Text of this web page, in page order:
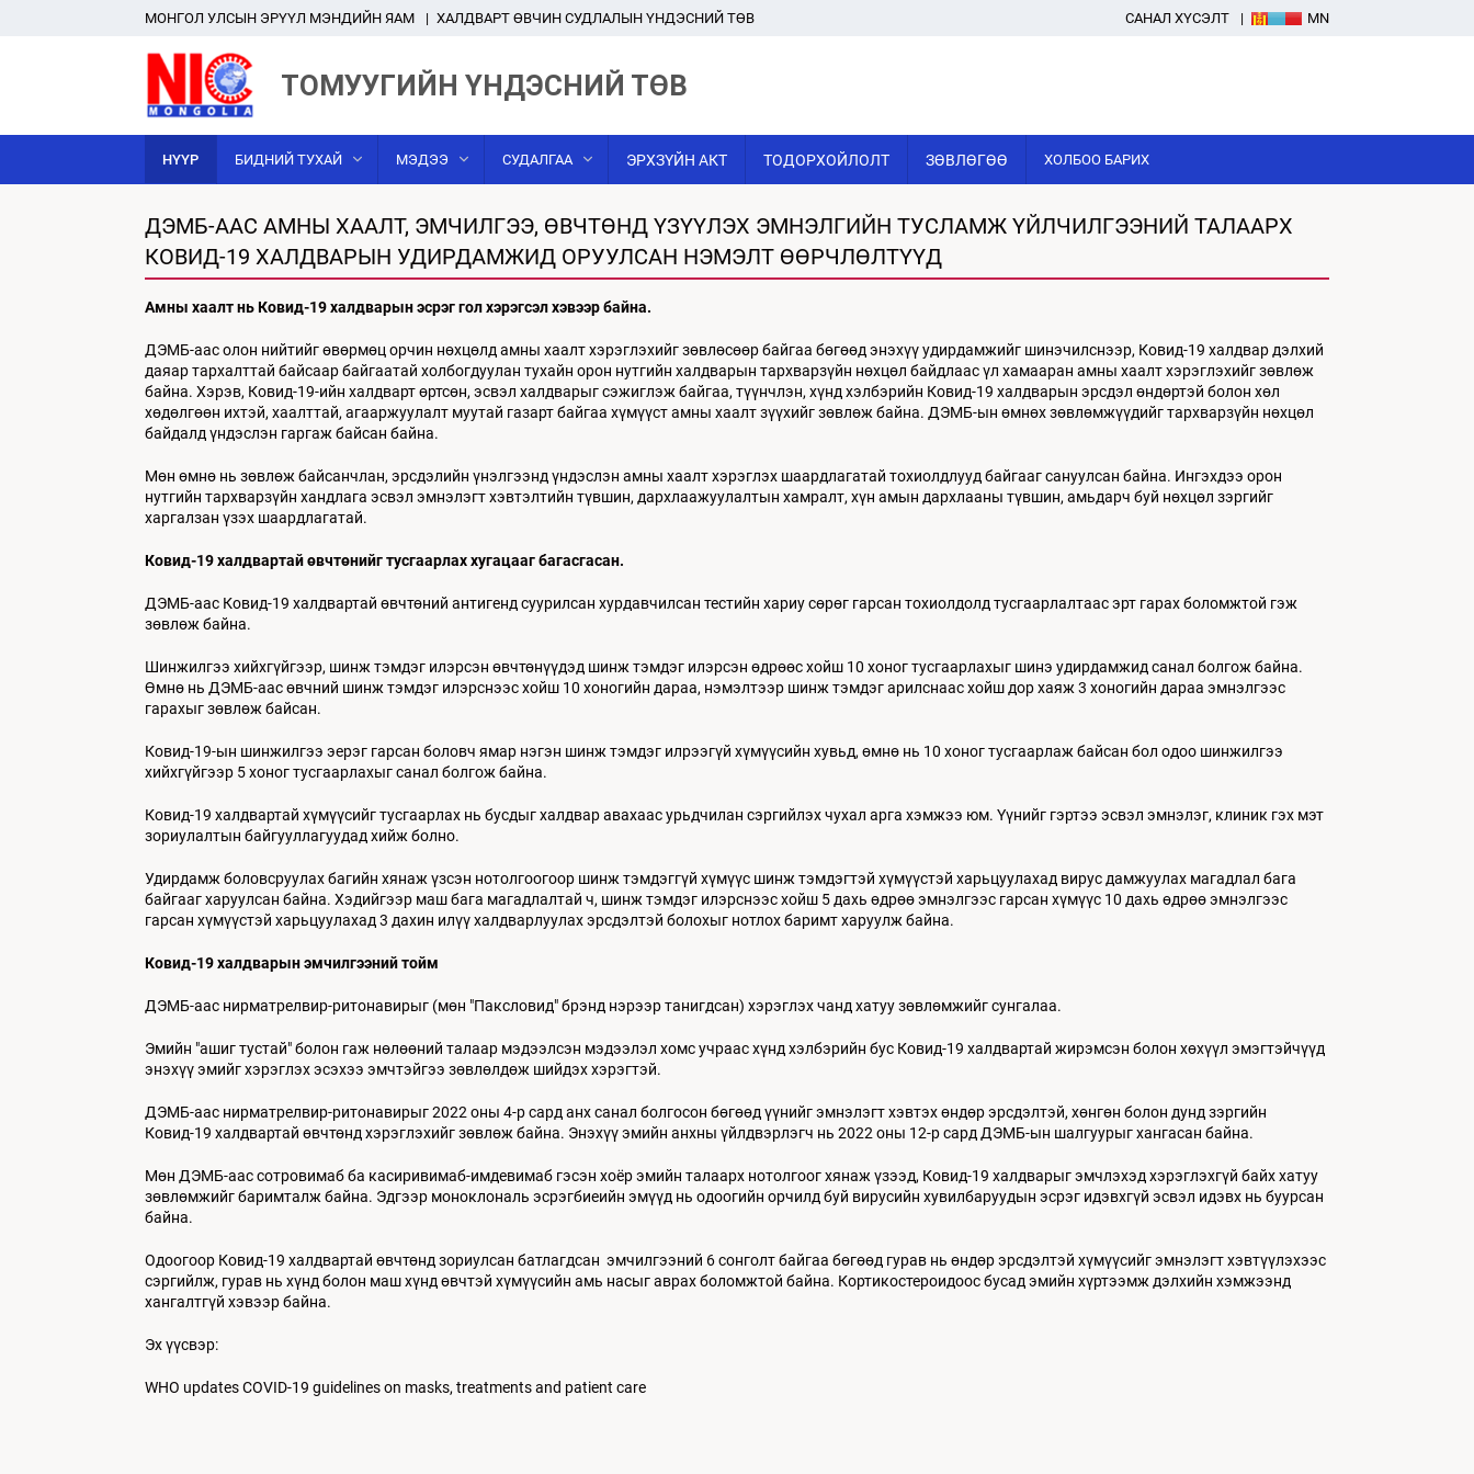
MОНГОЛ УЛСЫН ЭРҮҮЛ МЭНДИЙН ЯАМ ХАЛДВАРТ ӨВЧИН СУДЛАЛЫН ҮНДЭСНИЙ ТӨВ САНАЛ ХҮСЭЛТ MN
ТОМУУГИЙН ҮНДЭСНИЙ ТӨВ
НҮҮР БИДНИЙ ТУХАЙ МЭДЭЭ СУДАЛГАА ЭРХЗҮЙН АКТ ТОДОРХОЙЛОЛТ ЗӨВЛӨГӨӨ ХОЛБОО БАРИХ
ДЭМБ-ААС АМНЫ ХААЛТ, ЭМЧИЛГЭЭ, ӨВЧТӨНД ҮЗҮҮЛЭХ ЭМНЭЛГИЙН ТУСЛАМЖ ҮЙЛЧИЛГЭЭНИЙ ТАЛААРХ
КОВИД-19 ХАЛДВАРЫН УДИРДАМЖИД ОРУУЛСАН НЭМЭЛТ ӨӨРЧЛӨЛТҮҮД
Амны хаалтньКовид-19халдварынэсрэг гол хэрэгсэл хэвээр байна.
ДЭМБ-аас олон нийтийг өвөрмөц орчин нөхцөлд амны хаалт хэрэглэхийг зөвлөсөөр байгаа бөгөөд энэхүү удирдамжийг шинэчилснээр, Ковид-19 халдвар дэлхий
даяар тархалттай байсаар байгаатай холбогдуулан тухайн орон нутгийн халдварын тархварзүйн нөхцөл байдлаас үл хамааран амны хаалт хэрэглэхийг зөвлөж
байна. Хэрэв, Ковид-19-ийн халдварт өртсөн, эсвэл халдварыг сэжиглэж байгаа, түүнчлэн, хүнд хэлбэрийн Ковид-19 халдварын эрсдэл өндөртэй болон хөл
хөдөлгөөн ихтэй, хаалттай, агааржуулалт муутай газарт байгаа хүмүүст амны хаалт зүүхийг зөвлөж байна. ДЭМБ-ын өмнөх зөвлөмжүүдийг тархварзүйн нөхцөл
байдалд үндэслэн гаргаж байсан байна.
Мөн өмнө нь зөвлөж байсанчлан, эрсдэлийн үнэлгээнд үндэслэн амны хаалт хэрэглэх шаардлагатай тохиолдлууд байгааг сануулсан байна. Ингэхдээ орон
нутгийн тархварзүйн хандлага эсвэл эмнэлэгт хэвтэлтийн түвшин, дархлаажуулалтын хамралт, хүн амын дархлааны түвшин, амьдарч буй нөхцөл зэргийг
харгалзан үзэх шаардлагатай.
Ковид-19халдвартайөвчтөнийг тусгаарлах хугацааг багасгасан.
ДЭМБ-аас Ковид-19 халдвартай өвчтөний антигенд суурилсан хурдавчилсан тестийн хариу сөрөг гарсан тохиолдолд тусгаарлалтаас эрт гарах боломжтой гэж
зөвлөж байна.
Шинжилгээ хийхгүйгээр, шинж тэмдэг илэрсэн өвчтөнүүдэд шинж тэмдэг илэрсэн өдрөөс хойш 10 хоног тусгаарлахыг шинэ удирдамжид санал болгож байна.
Өмнө нь ДЭМБ-аас өвчний шинж тэмдэг илэрснээс хойш 10 хоногийн дараа, нэмэлтээр шинж тэмдэг арилснаас хойш дор хаяж 3 хоногийн дараа эмнэлгээс
гарахыг зөвлөж байсан.
Ковид-19-ын шинжилгээ эерэг гарсан боловч ямар нэгэн шинж тэмдэг илрээгүй хүмүүсийн хувьд, өмнө нь 10 хоног тусгаарлаж байсан бол одоо шинжилгээ
хийхгүйгээр 5 хоног тусгаарлахыг санал болгож байна.
Ковид-19 халдвартай хүмүүсийг тусгаарлах нь бусдыг халдвар авахаас урьдчилан сэргийлэх чухал арга хэмжээ юм. Үүнийг гэртээ эсвэл эмнэлэг, клиник гэх мэт
зориулалтын байгууллагуудад хийж болно.
Удирдамж боловсруулах багийн хянаж үзсэн нотолгоогоор шинж тэмдэггүй хүмүүс шинж тэмдэгтэй хүмүүстэй харьцуулахад вирус дамжуулах магадлал бага
байгааг харуулсан байна. Хэдийгээр маш бага магадлалтай ч, шинж тэмдэг илэрснээс хойш 5 дахь өдрөө эмнэлгээс гарсан хүмүүс 10 дахь өдрөө эмнэлгээс
гарсан хүмүүстэй харьцуулахад 3 дахин илүү халдварлуулах эрсдэлтэй болохыг нотлох баримт харуулж байна.
Ковид-19халдварынэмчилгээний тойм
ДЭМБ-аас нирматрелвир-ритонавирыг (мөн "Паксловид" брэнд нэрээр танигдсан) хэрэглэх чанд хатуу зөвлөмжийг сунгалаа.
Эмийн "ашиг тустай" болон гаж нөлөөний талаар мэдээлсэн мэдээлэл хомс учраас хүнд хэлбэрийн бус Ковид-19 халдвартай жирэмсэн болон хөхүүл эмэгтэйчүүд
энэхүү эмийг хэрэглэх эсэхээ эмчтэйгээ зөвлөлдөж шийдэх хэрэгтэй.
ДЭМБ-аас нирматрелвир-ритонавирыг 2022 оны 4-р сард анх санал болгосон бөгөөд үүнийг эмнэлэгт хэвтэх өндөр эрсдэлтэй, хөнгөн болон дунд зэргийн
Ковид-19 халдвартай өвчтөнд хэрэглэхийг зөвлөж байна. Энэхүү эмийн анхны үйлдвэрлэгч нь 2022 оны 12-р сард ДЭМБ-ын шалгуурыг хангасан байна.
Мөн ДЭМБ-аас сотровимаб ба касиривимаб-имдевимаб гэсэн хоёр эмийн талаарх нотолгоог хянаж үзээд, Ковид-19 халдварыг эмчлэхэд хэрэглэхгүй байх хатуу
зөвлөмжийг баримталж байна. Эдгээр моноклональ эсрэгбиеийн эмүүд нь одоогийн орчилд буй вирусийн хувилбаруудын эсрэг идэвхгүй эсвэл идэвх нь буурсан
байна.
Одоогоор Ковид-19 халдвартай өвчтөнд зориулсан батлагдсан эмчилгээний 6 сонголт байгаа бөгөөд гурав нь өндөр эрсдэлтэй хүмүүсийг эмнэлэгт хэвтүүлэхээс
сэргийлж, гурав нь хүнд болон маш хүнд өвчтэй хүмүүсийн амь насыг аврах боломжтой байна. Кортикостероидоос бусад эмийн хүртээмж дэлхийн хэмжээнд
хангалтгүй хэвээр байна.
Эх үүсвэр:
WHO updates COVID-19 guidelines on masks, treatments and patient care